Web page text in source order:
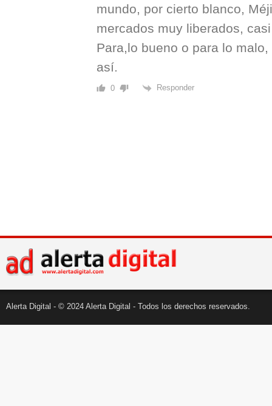
mundo, por cierto blanco,
mercados muy liberados,
Para,lo bueno o para lo
así.
0 Responder
Alerta Digital - © 2024 Alerta Digital - Todos los derechos reservados.